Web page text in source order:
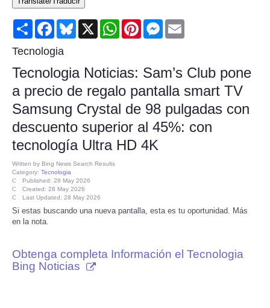
Consumer
Consumer Affairs Recalls
Food & Drug Recalls
Product Safety News
Entertainment
Health
Pets
Press Releases
Share FacebookBluesky
X WhatsAppPinterestMessenger
Tecnologia
Tecnologia Noticias: Sam’s Club pone
a precio de regalo pantalla smart TV
Samsung Crystal de 98 pulgadas con
descuento superior al 45%: con
tecnología Ultra HD 4K
Written by Bing News Search Results
Category: Tecnologia
Published: 28 May 2026
Created: 28 May 2026
Last Updated: 28 May 2026
Si estas buscando una nueva pantalla, esta es tu oportunidad. Más
en la nota.
Obtenga completa Información el Tecnologia
Bing Noticias